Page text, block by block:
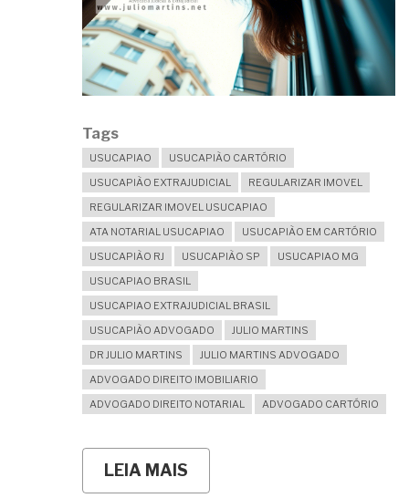
Tags
USUCAPIAO
USUCAPIÃO CARTÓRIO
USUCAPIÃO EXTRAJUDICIAL
REGULARIZAR IMOVEL
REGULARIZAR IMOVEL USUCAPIAO
ATA NOTARIAL USUCAPIAO
USUCAPIÃO EM CARTÓRIO
USUCAPIÃO RJ
USUCAPIÃO SP
USUCAPIAO MG
USUCAPIAO BRASIL
USUCAPIAO EXTRAJUDICIAL BRASIL
USUCAPIÃO ADVOGADO
JULIO MARTINS
DR JULIO MARTINS
JULIO MARTINS ADVOGADO
ADVOGADO DIREITO IMOBILIARIO
ADVOGADO DIREITO NOTARIAL
ADVOGADO CARTÓRIO
LEIA MAIS
JÁ